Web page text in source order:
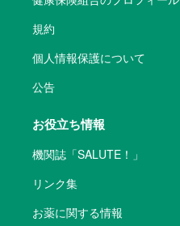
規約
個人情報保護について
公告
お役立ち情報
機関誌「SALUTE！」
リンク集
お薬に関する情報